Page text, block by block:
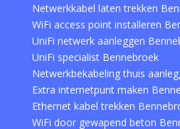
Netwerkkabel laten trekken
WiFi access point installeren
UniFi netwerk aanleggen
UniFi specialist Bennebroek
Netwerkbekabeling thuis
Extra internetpunt maken
Ethernet kabel trekken
WiFi door gewapend beton